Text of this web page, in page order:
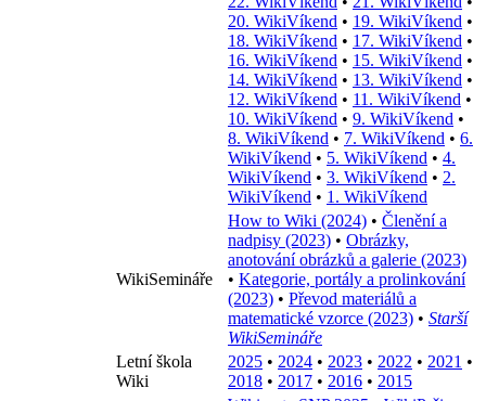
20. WikiVíkend • 19. WikiVíkend •
18. WikiVíkend • 17. WikiVíkend •
16. WikiVíkend • 15. WikiVíkend •
14. WikiVíkend • 13. WikiVíkend •
12. WikiVíkend • 11. WikiVíkend •
10. WikiVíkend • 9. WikiVíkend •
8. WikiVíkend • 7. WikiVíkend • 6.
WikiVíkend • 5. WikiVíkend • 4.
WikiVíkend • 3. WikiVíkend • 2.
WikiVíkend • 1. WikiVíkend
WikiSemináře
How to Wiki (2024) • Členění a
nadpisy (2023) • Obrázky,
anotování obrázků a galerie (2023)
• Kategorie, portály a prolinkování
(2023) • Převod materiálů a
matematické vzorce (2023) • Starší
WikiSemináře
Letní škola
Wiki
2025 • 2024 • 2023 • 2022 • 2021 •
2018 • 2017 • 2016 • 2015